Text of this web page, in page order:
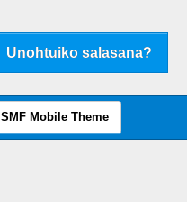
Unohtuiko salasana?
SMF Mobile Theme